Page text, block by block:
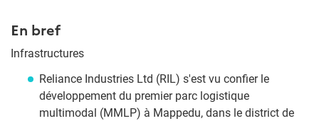
En bref
Infrastructures
Reliance Industries Ltd (RIL) s'est vu confier le
développement du premier parc logistique
multimodal (MMLP) à Mappedu, dans le district de